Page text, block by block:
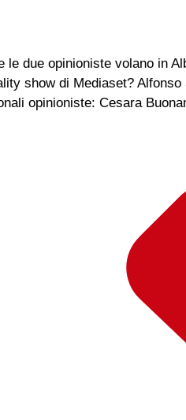
le due opinioniste volano in
show di Mediaset?
opinioniste: Cesara